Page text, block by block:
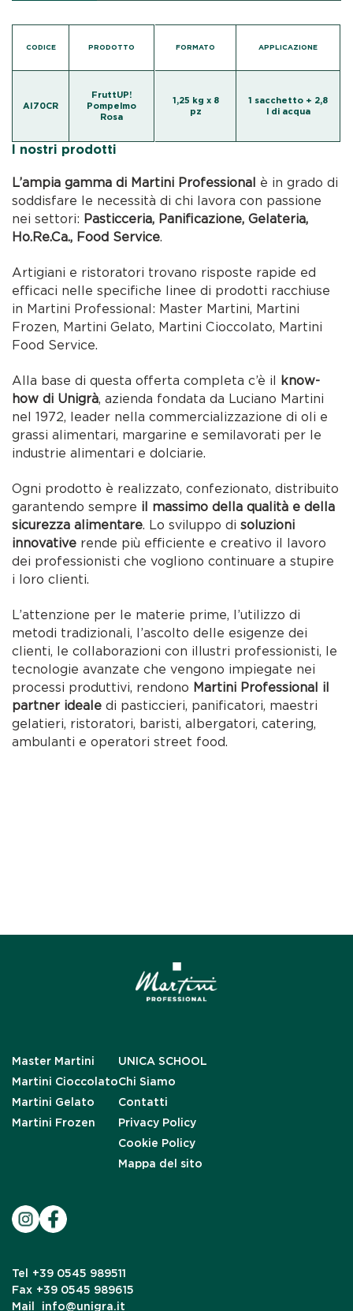
CODICE PRODOTTO
AI70CR
FruttUP!
Pompelmo
Rosa
FORMATO APPLICAZIONE
1,25 kg x 8
pz
1 sacchetto + 2,8
l di acqua
I nostri prodotti
L’ampia gamma di Martini Professional è in grado di
soddisfare le necessità di chi lavora con passione
nei settori: Pasticceria, Panificazione, Gelateria,
Ho.Re.Ca., Food Service.
Artigiani e ristoratori trovano risposte rapide ed
efficaci nelle specifiche linee di prodotti racchiuse
in Martini Professional: Master Martini, Martini
Frozen, Martini Gelato, Martini Cioccolato, Martini
Food Service.
Alla base di questa offerta completa c’è il know-
how di Unigrà, azienda fondata da Luciano Martini
nel 1972, leader nella commercializzazione di oli e
grassi alimentari, margarine e semilavorati per le
industrie alimentari e dolciarie.
Ogni prodotto è realizzato, confezionato, distribuito
garantendo sempre il massimo della qualità e della
sicurezza alimentare. Lo sviluppo disoluzioni
innovative rende più efficiente e creativo il lavoro
dei professionisti che vogliono continuare a stupire
i loro clienti.
L’attenzione per le materie prime, l’utilizzo di
metodi tradizionali, l’ascolto delle esigenze dei
clienti, le collaborazioni con illustri professionisti, le
tecnologie avanzate che vengono impiegate nei
processi produttivi, rendono Martini Professional il
partner ideale di pasticcieri, panificatori, maestri
gelatieri, ristoratori, baristi, albergatori, catering,
ambulanti e operatori street food.
Master Martini
Martini Cioccolato
Martini Gelato
Martini Frozen
UNICA SCHOOL
Chi Siamo
Contatti
Privacy Policy
Cookie Policy
Mappa del sito
Tel
+39 0545 989511
Fax +39 0545 989615
Mail
info@unigra.it